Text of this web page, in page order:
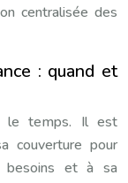
centralisée des
: quand et
le temps. Il est
couverture pour
besoins et à sa